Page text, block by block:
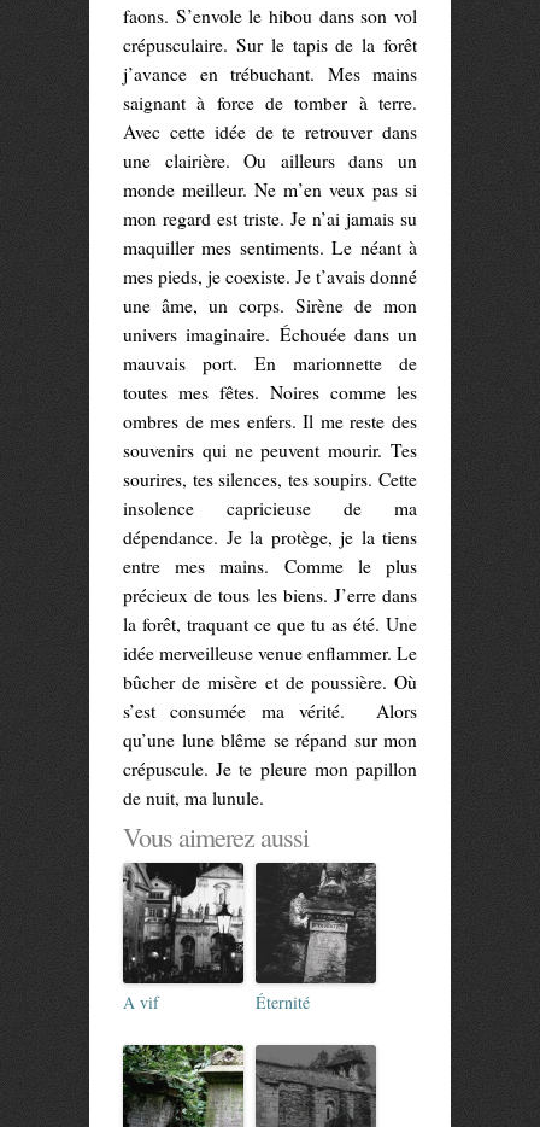
faons. S’envole le hibou dans son vol
crépusculaire. Sur le tapis de la forêt
j’avance en trébuchant. Mes mains
saignant à force de tomber à terre.
Avec cette idée de te retrouver dans
une clairière. Ou ailleurs dans un
monde meilleur. Ne m’en veux pas si
mon regard est triste. Je n’ai jamais su
maquiller mes sentiments. Le néant à
mes pieds, je coexiste. Je t’avais donné
une âme, un corps. Sirène de mon
univers imaginaire. Échouée dans un
mauvais port. En marionnette de
toutes mes fêtes. Noires comme les
ombres de mes enfers. Il me reste des
souvenirs qui ne peuvent mourir. Tes
sourires, tes silences, tes soupirs. Cette
insolence capricieuse de ma
dépendance. Je la protège, je la tiens
entre mes mains. Comme le plus
précieux de tous les biens. J’erre dans
la forêt, traquant ce que tu as été. Une
idée merveilleuse venue enflammer. Le
bûcher de misère et de poussière. Où
s’est consumée ma vérité. Alors
qu’une lune blême se répand sur mon
crépuscule. Je te pleure mon papillon
de nuit, ma lunule.
Vous aimerez aussi
A vif Éternité